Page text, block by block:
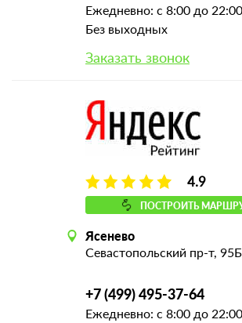
Ежедневно: с 8:00 до 22:00
Без выходных
Заказать звонок
4.9
ПОСТРОИТЬ
Ясенево
Севастопольский пр-т,
+7 (499) 495-37-64
Ежедневно: с 8:00 до 22:00